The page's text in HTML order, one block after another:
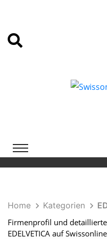
Home Kategorien
Firmenprofil und
EDELVETICA auf